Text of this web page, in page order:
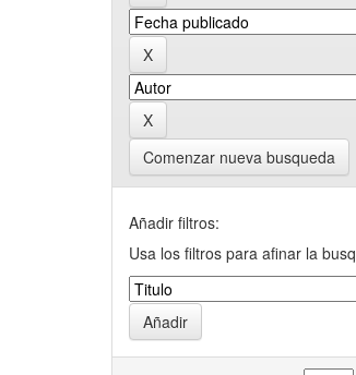
Comenzar nueva busqueda
Añadir filtros:
Usa los filtros para afinar la